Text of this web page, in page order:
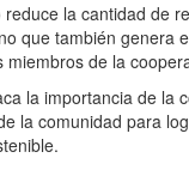
la cantidad de
que también genera
de la
la importancia de la
la comunidad para